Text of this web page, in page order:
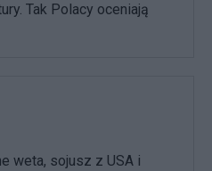
Tak Polacy oceniają
weta, sojusz z USA i